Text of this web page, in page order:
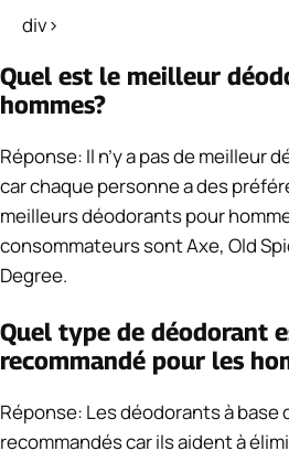
div>
Quel est le meilleur
hommes?
Réponse: Il n’y a pas de meilleur
car chaque personne a des
meilleurs déodorants pour
consommateurs sont Axe, Old
Degree.
Quel type de déodorant
recommandé pour les
Réponse: Les déodorants à base
recommandés car ils aident à